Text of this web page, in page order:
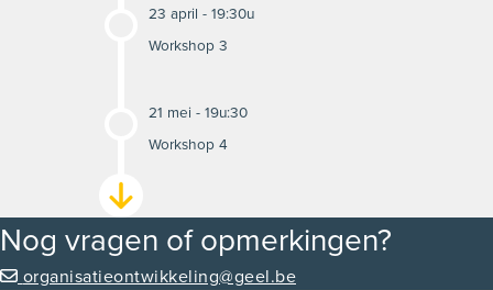
23 april - 19:30u
Workshop 3
21 mei - 19u:30
Workshop 4
Nog vragen of opmerkingen?
organisatieontwikkeling@geel.be